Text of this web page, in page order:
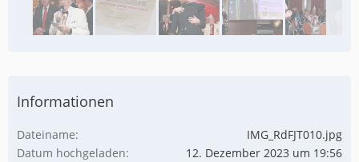
Informationen
Dateiname
IMG_RdFJT010.jpg
Datum hochgeladen
12. Dezember 2023 um 19:56